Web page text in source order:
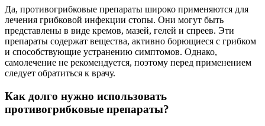
Да, противогрибковые препараты широко применяются для
лечения грибковой инфекции стопы. Они могут быть
представлены в виде кремов, мазей, гелей и спреев. Эти
препараты содержат вещества, активно борющиеся с грибком
и способствующие устранению симптомов. Однако,
самолечение не рекомендуется, поэтому перед применением
следует обратиться к врачу.
Как долго нужно использовать
противогрибковые препараты?